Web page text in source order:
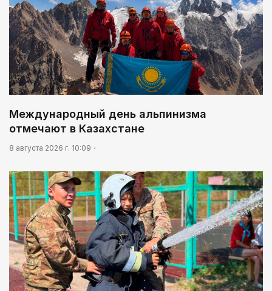
Международный день альпинизма
отмечают в Казахстане
8 августа 2026 г. 10:09